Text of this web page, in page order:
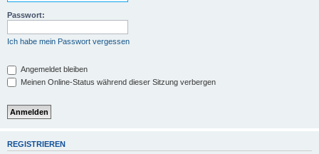
Passwort:
Ich habe mein Passwort vergessen
Angemeldet bleiben
Meinen Online-Status während dieser Sitzung verbergen
REGISTRIEREN